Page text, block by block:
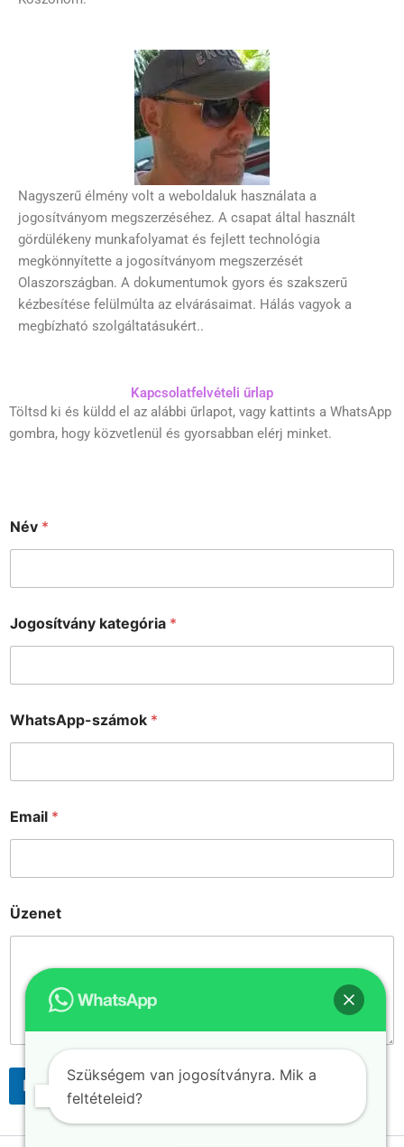
Nagyszerű élmény volt a weboldaluk használata a
jogosítványom megszerzéséhez. A csapat által használt
gördülékeny munkafolyamat és fejlett technológia
megkönnyítette a jogosítványom megszerzését
Olaszországban. A dokumentumok gyors és szakszerű
kézbesítése felülmúlta az elvárásaimat. Hálás vagyok a
megbízható szolgáltatásukért..
Kapcsolatfelvételi űrlap
Töltsd ki és küldd el az alábbi űrlapot, vagy kattints a WhatsApp
gombra, hogy közvetlenül és gyorsabban elérj minket.
Név *
E
m
i
*
Jogosítvány kategória *
WhatsApp-számok *
Email *
Üzenet
Küldés
Szükségem van jogosítványra. Mik a
feltételeid?